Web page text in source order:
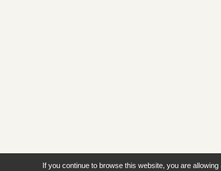
If you continue to browse this website, you are